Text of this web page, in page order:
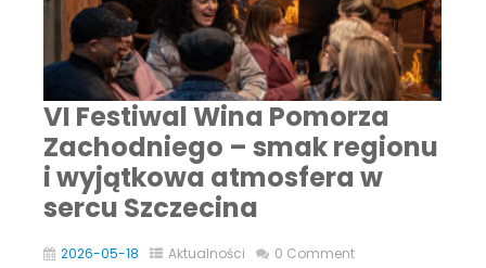
VI Festiwal Wina Pomorza
Zachodniego – smak regionu
i wyjątkowa atmosfera w
sercu Szczecina
2026-05-18 Aktualności 0 Comment